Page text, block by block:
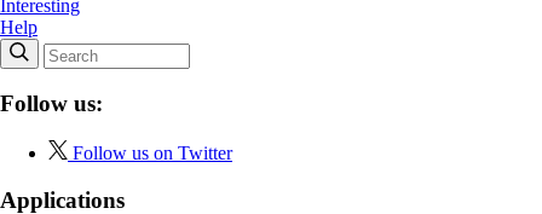
Interesting
Help
Follow us:
Follow us on Twitter
Applications